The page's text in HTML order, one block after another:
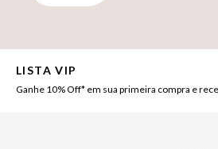
LISTA VIP
Ganhe 10% Off* em sua primeira compra e